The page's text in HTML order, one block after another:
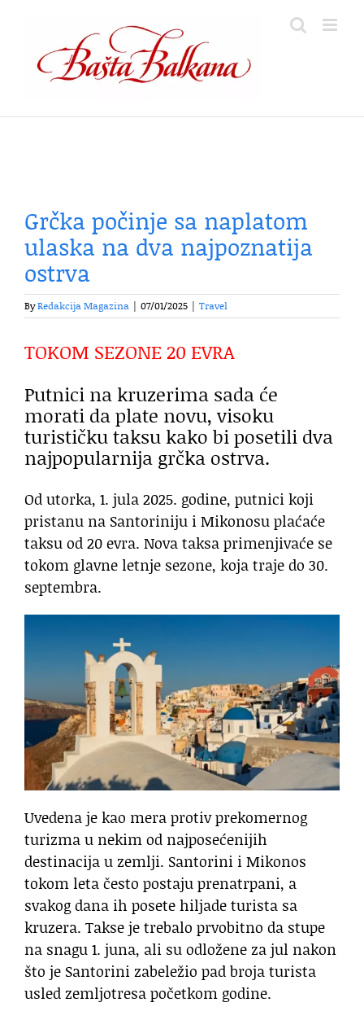
content
Grčka počinje sa naplatom
ulaska na dva najpoznatija
ostrva
ByRedakcija Magazina 07/01/2025 Travel
TOKOM SEZONE 20 EVRA
Putnici na kruzerima sada će
morati da plate novu, visoku
turističku taksu kako bi posetili dva
najpopularnija grčka ostrva.
Od utorka, 1. jula 2025. godine, putnici koji
pristanu na Santoriniju i Mikonosu plaćaće
taksu od 20 evra. Nova taksa primenjivaće se
tokom glavne letnje sezone, koja traje do 30.
septembra.
Uvedena je kao mera protiv prekomernog
turizma u nekim od najposećenijih
destinacija u zemlji. Santorini i Mikonos
tokom leta često postaju prenatrpani, a
svakog dana ih posete hiljade turista sa
kruzera. Takse je trebalo prvobitno da stupe
na snagu 1. juna, ali su odložene za jul nakon
što je Santorini zabeležio pad broja turista
usled zemljotresa početkom godine.